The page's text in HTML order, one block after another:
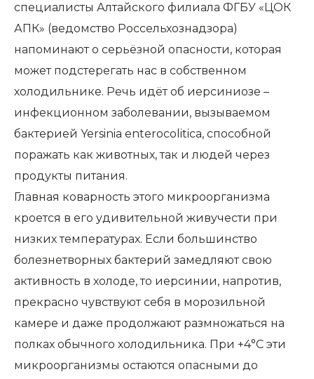
специалисты Алтайского филиала ФГБУ «ЦОК
АПК» (ведомство Россельхознадзора)
напоминают о серьёзной опасности, которая
может подстерегать нас в собственном
холодильнике. Речь идёт об иерсиниозе –
инфекционном заболевании, вызываемом
бактерией Yersinia enterocolitica, способной
поражать как животных, так и людей через
продукты питания.
Главная коварность этого микроорганизма
кроется в его удивительной живучести при
низких температурах. Если большинство
болезнетворных бактерий замедляют свою
активность в холоде, то иерсинии, напротив,
прекрасно чувствуют себя в морозильной
камере и даже продолжают размножаться на
полках обычного холодильника. При +4°C эти
микроорганизмы остаются опасными до